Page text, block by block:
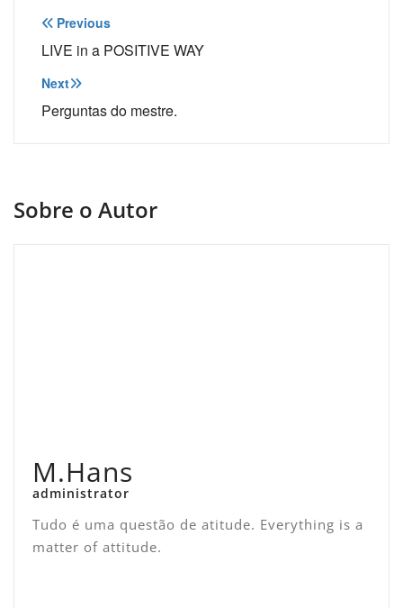
Navegação
de
Post
Previous
LIVE in a POSITIVE WAY
Next
Perguntas do mestre.
Sobre o Autor
M.Hans
administrator
Tudo é uma questão de atitude. Everything is a
matter of attitude.